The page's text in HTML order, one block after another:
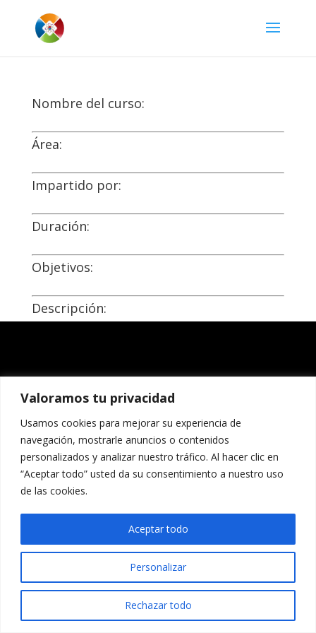
Valoramos tu privacidad
Usamos cookies para mejorar su experiencia de
navegación, mostrarle anuncios o contenidos
personalizados y analizar nuestro tráfico. Al hacer clic en
“Aceptar todo” usted da su consentimiento a nuestro uso
de las cookies.
Personalizar
Rechazar todo
Aceptar todo
Nombre del curso:
Área:
Impartido por:
Duración:
Objetivos:
Descripción: